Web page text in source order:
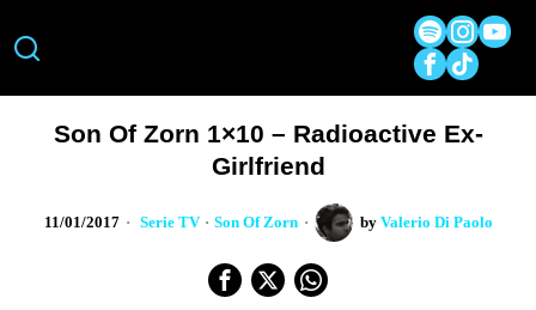
Son Of Zorn 1×10 – Radioactive Ex-
Girlfriend
11/01/2017 Serie TV · Son Of Zorn by Valerio Di Paolo